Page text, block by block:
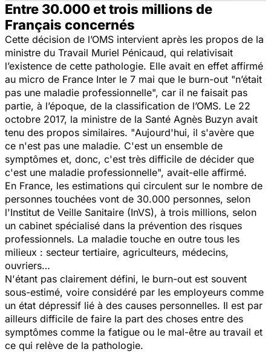
Entre 30.000 et trois millions de
Français concernés
Cette décision de l’OMS intervient après les propos de la
ministre du Travail Muriel Pénicaud, qui relativisait
l’existence de cette pathologie. Elle avait en effet affirmé
au micro de France Inter le 7 mai que le burn-out "n’était
pas une maladie professionnelle", car il ne faisait pas
partie, à l’époque, de la classification de l’OMS. Le 22
octobre 2017, la ministre de la Santé Agnès Buzyn avait
tenu des propos similaires. "Aujourd'hui, il s'avère que
ce n'est pas une maladie. C'est un ensemble de
symptômes et, donc, c'est très difficile de décider que
c'est une maladie professionnelle", avait-elle affirmé.
En France, les estimations qui circulent sur le nombre de
personnes touchées vont de 30.000 personnes, selon
l'Institut de Veille Sanitaire (InVS), à trois millions, selon
un cabinet spécialisé dans la prévention des risques
professionnels. La maladie touche en outre tous les
milieux : secteur tertiaire, agriculteurs, médecins,
ouvriers…
N'étant pas clairement défini, le burn-out est souvent
sous-estimé, voire considéré par les employeurs comme
un état dépressif lié à des causes personnelles. Il est par
ailleurs difficile de faire la part des choses entre des
symptômes comme la fatigue ou le mal-être au travail et
ce qui relève de la pathologie.